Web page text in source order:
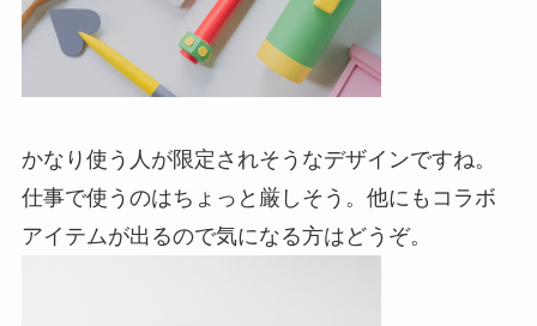
かなり使う人が限定されそうなデザインですね。
仕事で使うのはちょっと厳しそう。他にもコラボ
アイテムが出るので気になる方はどうぞ。